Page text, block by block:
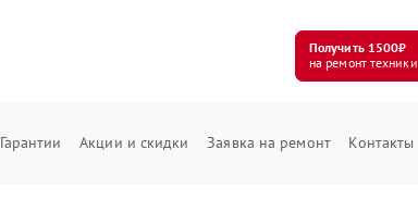
Получить 1500₽
на ремонт техники
Гарантии Акции и скидки Заявка на ремонт Контакты